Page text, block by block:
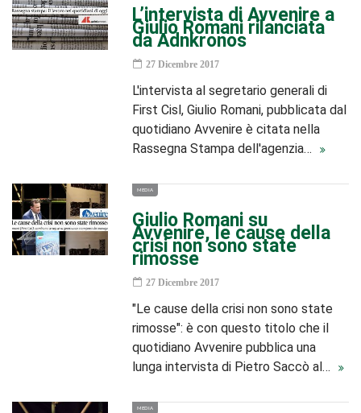
L’intervista di Avvenire a
Giulio Romani rilanciata
da Adnkronos
27 Dicembre 2017
L'intervista al segretario generali di
First Cisl, Giulio Romani, pubblicata dal
quotidiano Avvenire è citata nella
Rassegna Stampa dell'agenzia…
MEDIA
Giulio Romani su
Avvenire, le cause della
crisi non sono state
rimosse
27 Dicembre 2017
"Le cause della crisi non sono state
rimosse": è con questo titolo che il
quotidiano Avvenire pubblica una
lunga intervista di Pietro Saccò al…
MEDIA